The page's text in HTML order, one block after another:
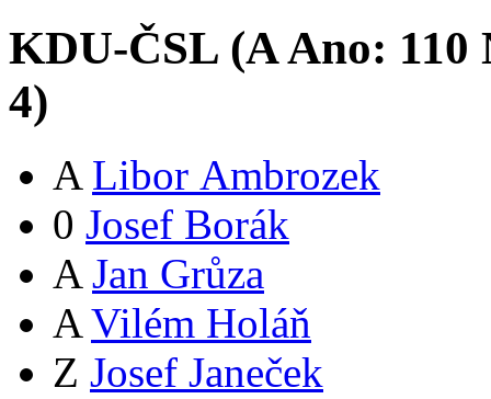
KDU-ČSL (AAno: 110
4)
A Libor Ambrozek
0 Josef Borák
A Jan Grůza
A Vilém Holáň
Z Josef Janeček